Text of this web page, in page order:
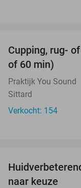
Cupping, rug-
of 60 min)
Praktijk You Sound
Sittard
Verkocht: 154
naar keuze